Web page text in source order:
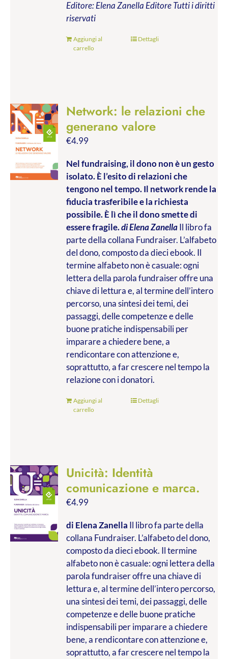
Editore: Elena Zanella EditoreTutti i diritti
riservati
Aggiungi al
carrello
Dettagli
Network: le relazioni che
generano valore
€4.99
Nel fundraising, il dono non è un gesto
isolato. È l’esito di relazioni che
tengono nel tempo. Il network rende la
fiducia trasferibile e la richiesta
possibile. È lì che il dono smette di
essere fragile.di Elena ZanellaIl libro fa
parte della collana Fundraiser. L’alfabeto
del dono, composto da dieci ebook. Il
termine alfabeto non è casuale: ogni
lettera della parola fundraiser offre una
chiave di lettura e, al termine dell’intero
percorso, una sintesi dei temi, dei
passaggi, delle competenze e delle
buone pratiche indispensabili per
imparare a chiedere bene, a
rendicontare con attenzione e,
soprattutto, a far crescere nel tempo la
relazione con i donatori.
Aggiungi al
carrello
Dettagli
Unicità: Identità
comunicazione e marca.
€4.99
di Elena Zanella Il libro fa parte della
collana Fundraiser. L’alfabeto del dono,
composto da dieci ebook. Il termine
alfabeto non è casuale: ogni lettera della
parola fundraiser offre una chiave di
lettura e, al termine dell’intero percorso,
una sintesi dei temi, dei passaggi, delle
competenze e delle buone pratiche
indispensabili per imparare a chiedere
bene, a rendicontare con attenzione e,
soprattutto, a far crescere nel tempo la